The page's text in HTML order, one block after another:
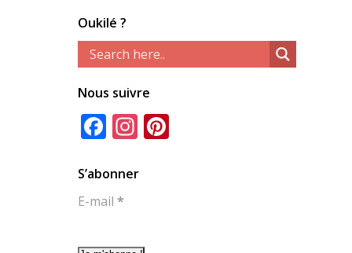
Oukilé ?
Nous suivre
Facebook
Instagram
S’abonner
E-mail *